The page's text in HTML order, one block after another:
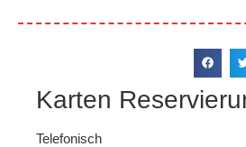
Karten
Telefonisch